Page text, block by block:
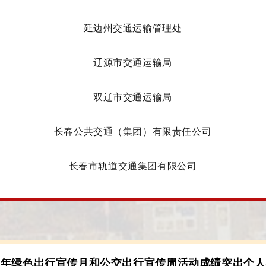
延边州交通运输管理处
辽源市交通运输局
双辽市交通运输局
长春公共交通（集团）有限责任公司
长春市轨道交通集团有限公司
绿色出行宣传月和公交出行宣传周活动成绩突出个